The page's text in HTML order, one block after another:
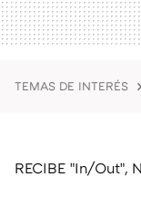
TEMAS DE INTERÉS
RECIBE "In/Out",